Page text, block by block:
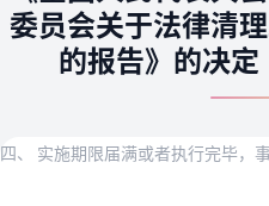
委员会关于法律清
的报告》的决定
四、 实施期限届满或者执行完毕，